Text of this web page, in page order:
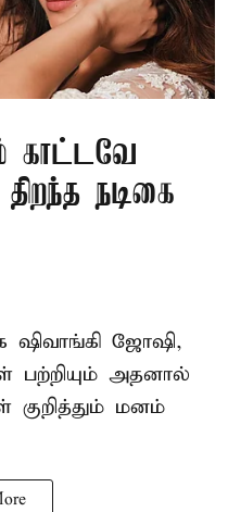
காட்டவே
நடிகை
ஷிவாங்கி ஜோஷி,
பற்றியும் அதனால்
மனம்